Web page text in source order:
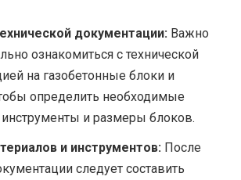
документации: Важно
ознакомиться с технической
на газобетонные блоки и
определить необходимые
и размеры блоков.
и инструментов: После
следует составить